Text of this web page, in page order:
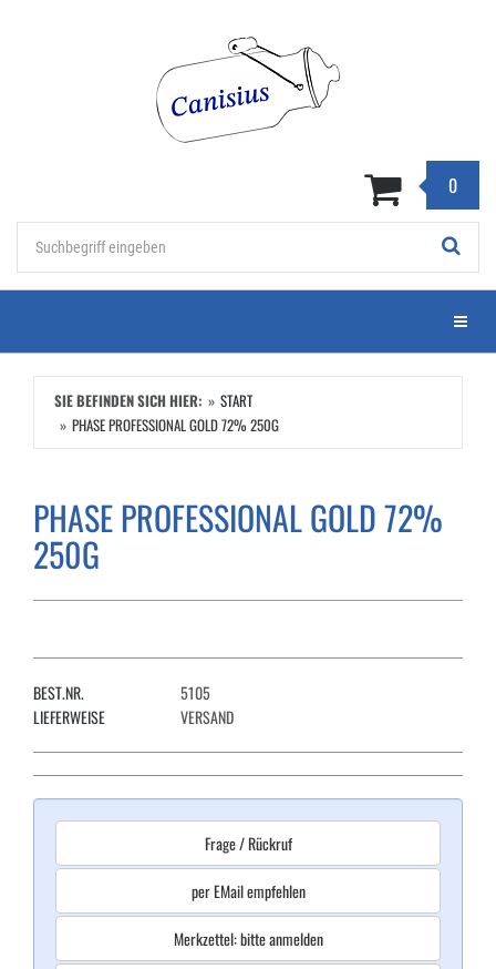
0
Menü
SIE BEFINDEN SICH HIER:
START
PHASE PROFESSIONAL GOLD 72% 250G
PHASE PROFESSIONAL GOLD 72%
250G
BEST.NR.
5105
LIEFERWEISE
VERSAND
Frage / Rückruf
per EMail empfehlen
Merkzettel: bitte anmelden